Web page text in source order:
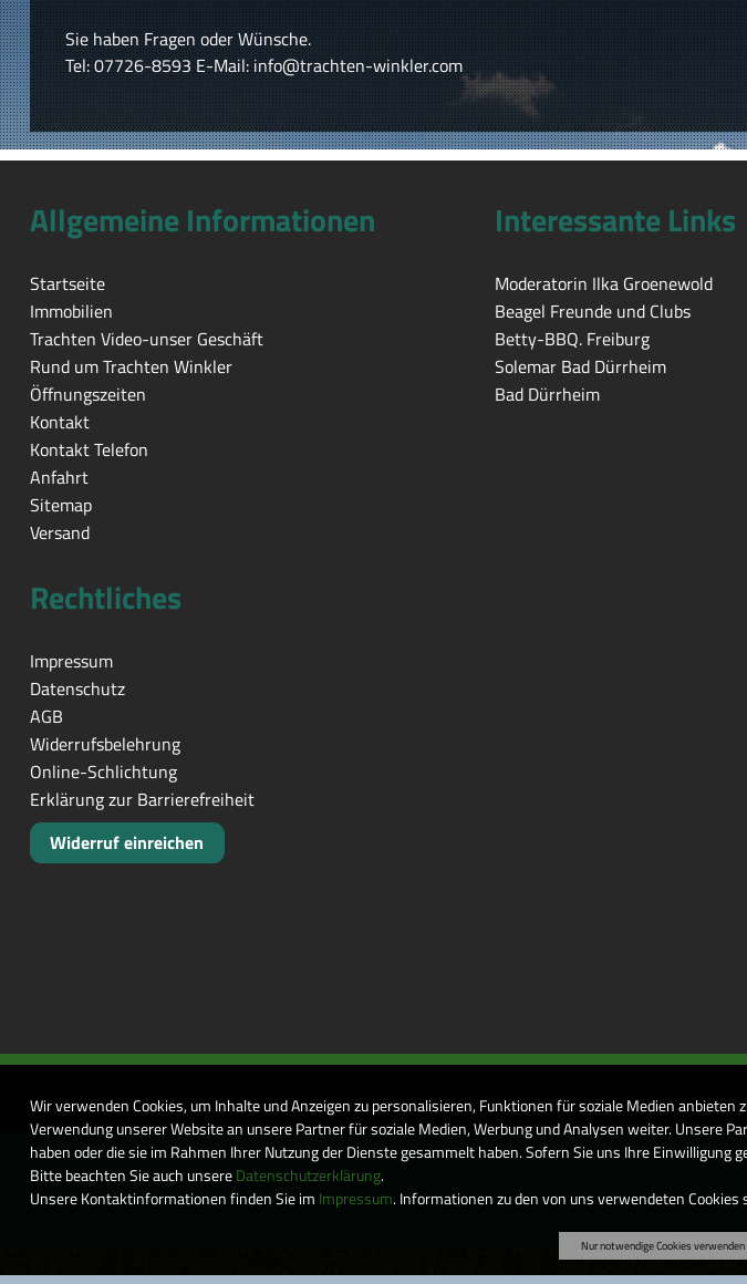
Sie haben Fragen oder Wünsche.
Tel: 07726-8593 E-Mail: info@trachten-winkler.com
Allgemeine Informationen
Startseite
Immobilien
Trachten Video-unser Geschäft
Rund um Trachten Winkler
Öffnungszeiten
Kontakt
Kontakt Telefon
Anfahrt
Sitemap
Versand
Interessante Links
Moderatorin Ilka Groenewold
Beagel Freunde und Clubs
Betty-BBQ. Freiburg
Solemar Bad Dürrheim
Bad Dürrheim
Rechtliches
Impressum
Datenschutz
AGB
Widerrufsbelehrung
Online-Schlichtung
Erklärung zur Barrierefreiheit
Widerruf einreichen
Wir verwenden Cookies, um Inhalte und Anzeigen zu personalisieren, Funktionen für soziale Medien
Verwendung unserer Website an unsere Partner für soziale Medien, Werbung und Analysen weiter.
haben oder die sie im Rahmen Ihrer Nutzung der Dienste gesammelt haben. Sofern Sie uns Ihre
Bitte beachten Sie auch unsereDatenschutzerklärung.
Unsere Kontaktinformationen finden Sie im Impressum. Informationen zu den von uns verwendeten Cookies
Nur notwendige Cookies verwenden